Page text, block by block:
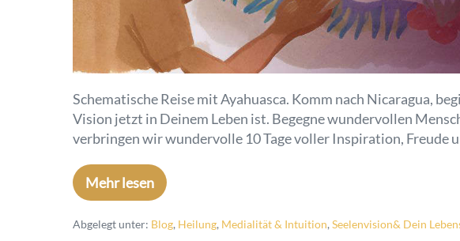
Schematische Reise mit Ayahuasca. Komm nach Nicaragua,
Vision jetzt in Deinem Leben ist. Begegne wundervollen
verbringen wir wundervolle 10 Tage voller Inspiration, Freude
Mehr lesen
Abgelegt unter: Blog, Heilung, Medialität & Intuition, Seelenvision& Dein